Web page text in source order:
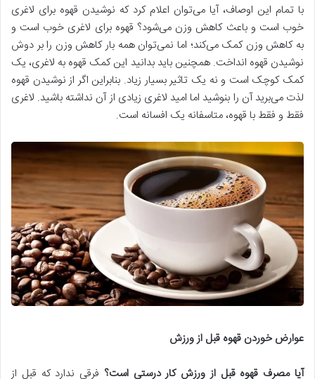
با تمام این اوصاف، آیا می‌توان اعلام کرد که نوشیدن قهوه برای لاغری
خوب است و باعث کاهش وزن می‌شود؟ قهوه برای لاغری خوب است و
به کاهش وزن کمک می‌کند؛ اما نمی‌توان همه بار کاهش وزن را بر دوش
نوشیدن قهوه انداخت. همچنین باید بدانید این کمک قهوه به لاغری، یک
کمک کوچک است و نه یک تاثیر بسیار زیاد. بنابراین اگر از نوشیدن قهوه
لذت می‌برید آن را بنوشید اما امید لاغری زیادی از آن نداشته باشید. لاغری
فقط و فقط با قهوه، متاسفانه یک افسانه است.
عوارض خوردن قهوه قبل از ورزش
آیا مصرف قهوه قبل از ورزش کار درستی است؟ فرقی ندارد که قبل از